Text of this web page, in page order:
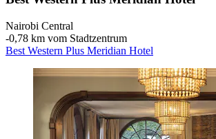
Nairobi Central
‐0,78 km vom Stadtzentrum
Best Western Plus Meridian Hotel